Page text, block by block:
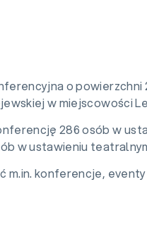
o powierzchni
w miejscowości
286 osób w
w ustawieniu
m.in. konferencje, eventy